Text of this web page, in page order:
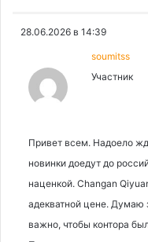
28.06.2026 в 14:39
soumitss
Участник
Привет всем. Надоело
новинки доедут до
наценкой. Changan
адекватной цене. Думаю
важно, чтобы контора